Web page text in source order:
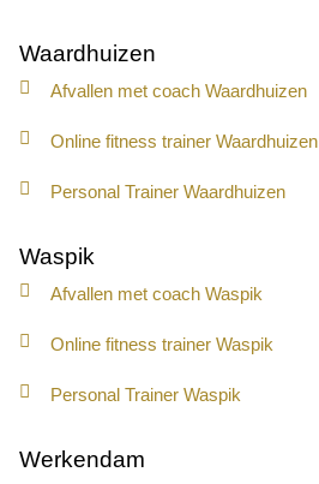
Waardhuizen
Afvallen met coach Waardhuizen
Online fitness trainer Waardhuizen
Personal Trainer Waardhuizen
Waspik
Afvallen met coach Waspik
Online fitness trainer Waspik
Personal Trainer Waspik
Werkendam